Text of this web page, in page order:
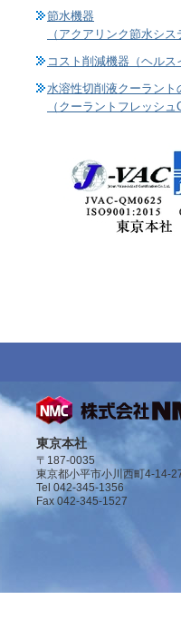
節水機器
（アクアリンク節水シス
コスト削減機器（ヘルス
水溶性切削液クーラント
（クーラントフレッシュ
東京本社
〒187-0035
東京都小平市小川西町4-14-
Tel 042-345-1356
Fax 042-345-1527